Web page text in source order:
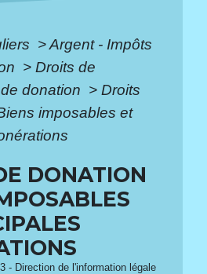
>Argent - Impôts
> Droits de
donation > Droits
imposables et
DONATION
- Direction de l'information légale